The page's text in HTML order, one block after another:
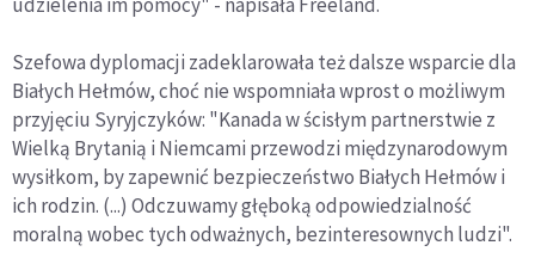
Szefowa dyplomacji zadeklarowała też dalsze wsparcie dla
Białych Hełmów, choć nie wspomniała wprost o możliwym
przyjęciu Syryjczyków: "Kanada w ścisłym partnerstwie z
Wielką Brytanią i Niemcami przewodzi międzynarodowym
wysiłkom, by zapewnić bezpieczeństwo Białych Hełmów i
ich rodzin. (...) Odczuwamy głęboką odpowiedzialność
moralną wobec tych odważnych, bezinteresownych ludzi".